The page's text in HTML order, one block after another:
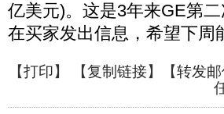
亿美元)。这是3年来GE第
在买家发出信息，希望下周
【打印】 【复制链接】【转发